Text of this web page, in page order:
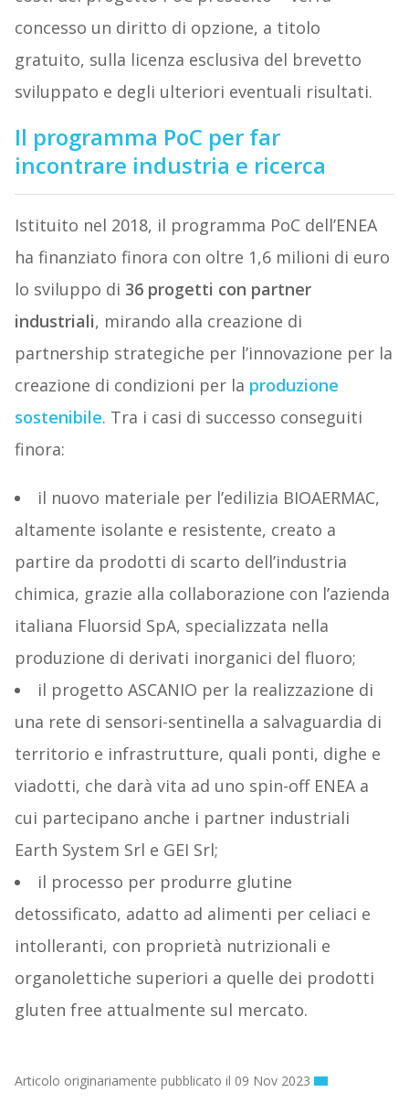
concesso un diritto di opzione, a titolo
gratuito, sulla licenza esclusiva del brevetto
sviluppato e degli ulteriori eventuali risultati.
Il programma PoC per far
incontrare industria e ricerca
Istituito nel 2018, il programma PoC dell’ENEA
ha finanziato finora con oltre 1,6 milioni di euro
lo sviluppo di 36 progetti con partner
industriali, mirando alla creazione di
partnership strategiche per l’innovazione per la
creazione di condizioni per la produzione
sostenibile. Tra i casi di successo conseguiti
finora:
il nuovo materiale per l’edilizia BIOAERMAC,
altamente isolante e resistente, creato a
partire da prodotti di scarto dell’industria
chimica, grazie alla collaborazione con l’azienda
italiana Fluorsid SpA, specializzata nella
produzione di derivati inorganici del fluoro;
il progetto ASCANIO per la realizzazione di
una rete di sensori-sentinella a salvaguardia di
territorio e infrastrutture, quali ponti, dighe e
viadotti, che darà vita ad uno spin-off ENEA a
cui partecipano anche i partner industriali
Earth System Srl e GEI Srl;
il processo per produrre glutine
detossificato, adatto ad alimenti per celiaci e
intolleranti, con proprietà nutrizionali e
organolettiche superiori a quelle dei prodotti
gluten free attualmente sul mercato.
Articolo originariamente pubblicato il 09 Nov 2023